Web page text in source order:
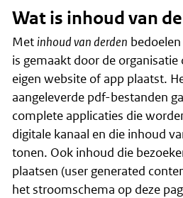
Wat is inhoud van
Met inhoud van derden
is gemaakt door de
eigen website of app plaatst.
aangeleverde pdf-bestanden
complete applicaties die
digitale kanaal en die inhoud
tonen. Ook inhoud die
plaatsen (user generated
het stroomschema op deze